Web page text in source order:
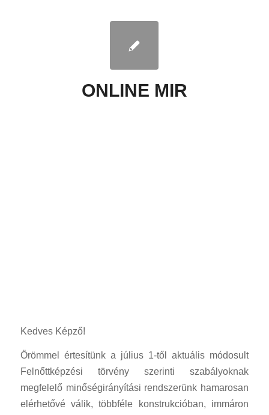
ONLINE MIR
Kedves Képző!
Örömmel értesítünk a július 1-től aktuális módosult
Felnőttképzési törvény szerinti szabályoknak
megfelelő minőségirányítási rendszerünk hamarosan
elérhetővé válik, többféle konstrukcióban, immáron